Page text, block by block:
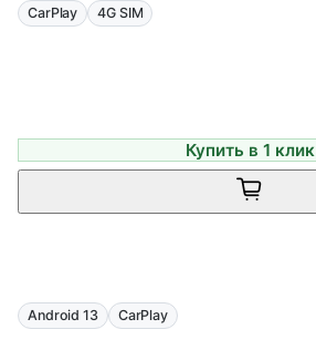
CarPlay 4G SIM
Купить в 1 клик
Android 13 CarPlay